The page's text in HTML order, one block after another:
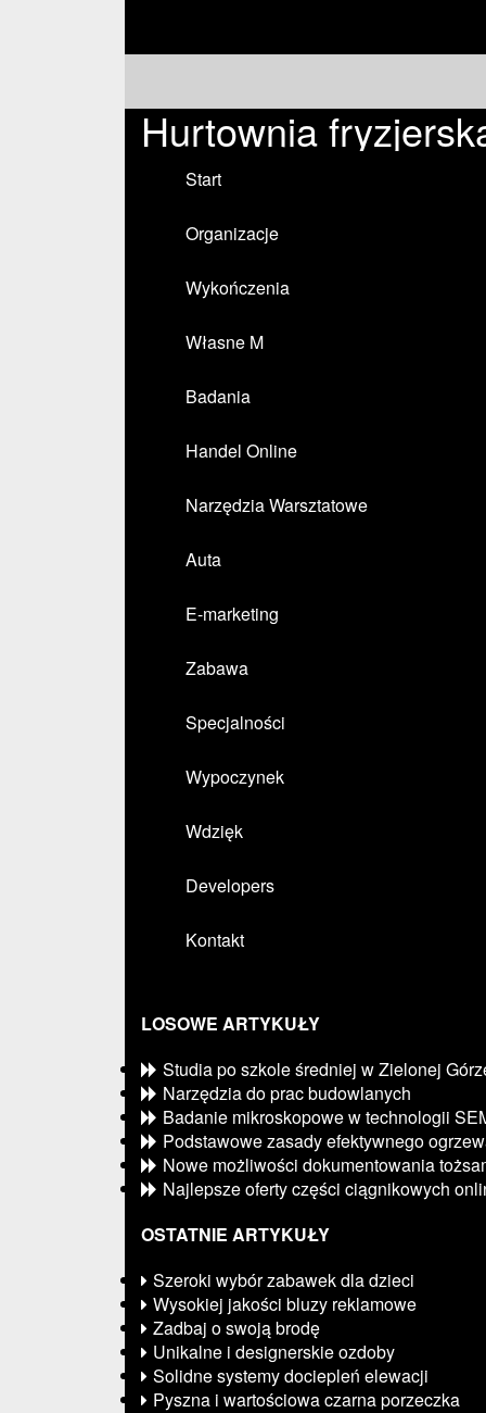
Hurtownia
Start
Organizacje
Wykończenia
Własne M
Badania
Handel Online
Narzędzia Warsztatowe
Auta
E-marketing
Zabawa
Specjalności
Wypoczynek
Wdzięk
Developers
Kontakt
LOSOWE ARTYKUŁY
Studia po szkole średniej w Zielonej
Narzędzia do prac budowlanych
Badanie mikroskopowe w technologii
Podstawowe zasady efektywnego
Nowe możliwości dokumentowania
Najlepsze oferty części ciągnikowych
OSTATNIE ARTYKUŁY
Szeroki wybór zabawek dla dzieci
Wysokiej jakości bluzy reklamowe
Zadbaj o swoją brodę
Unikalne i designerskie ozdoby
Solidne systemy dociepleń elewacji
Pyszna i wartościowa czarna porzeczka